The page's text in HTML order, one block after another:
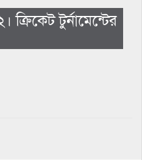
ক্রিকেট টুর্নামেন্টের